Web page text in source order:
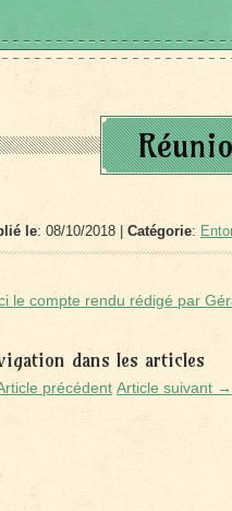
le: 08/10/2018 | Catégorie:
le compte rendu rédigé par
dans les articles
précédent Article suivant →